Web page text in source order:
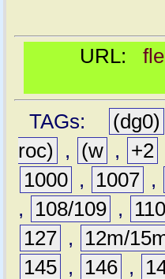
URL:
TAGs: (dg0)
roc)
, (w , +2
1000 , 1007 ,
,
108/109 , 110
127 , 12m/
145 , 146 ,